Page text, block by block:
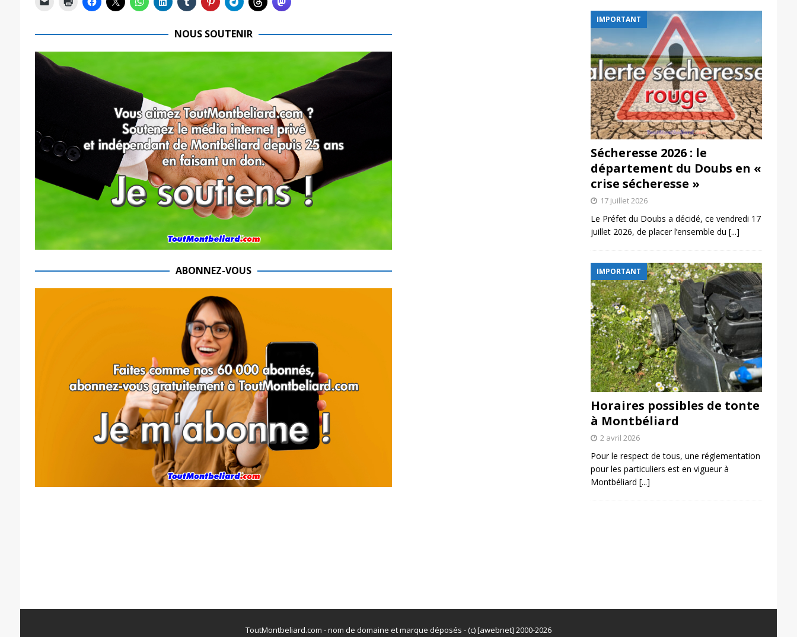
NOUS SOUTENIR
ABONNEZ-VOUS
IMPORTANT
Sécheresse 2026 : le
département du Doubs en «
crise sécheresse »
17 juillet 2026
Le Préfet du Doubs a décidé, ce vendredi 17
juillet 2026, de placer l’ensemble du [...]
IMPORTANT
Horaires possibles de tonte
à Montbéliard
2 avril 2026
Pour le respect de tous, une réglementation
pour les particuliers est en vigueur à
Montbéliard [...]
ToutMontbeliard.com - nom de domaine et marque déposés - (c) [awebnet] 2000-2026